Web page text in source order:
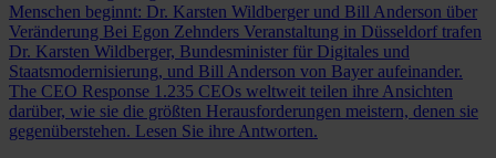
Menschen beginnt: Dr. Karsten Wildberger und Bill Anderson über
Veränderung Bei Egon Zehnders Veranstaltung in Düsseldorf trafen
Dr. Karsten Wildberger, Bundesminister für Digitales und
Staatsmodernisierung, und Bill Anderson von Bayer aufeinander.
The CEO Response 1.235 CEOs weltweit teilen ihre Ansichten
darüber, wie sie die größten Herausforderungen meistern, denen sie
gegenüberstehen. Lesen Sie ihre Antworten.